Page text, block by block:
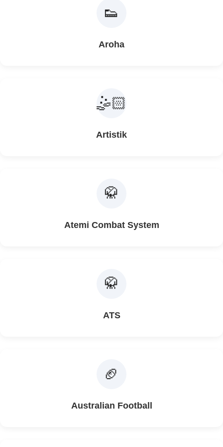
👟
Aroha
🤹🏻
Artistik
🥋
Atemi Combat System
🥋
ATS
🏈
Australian Football